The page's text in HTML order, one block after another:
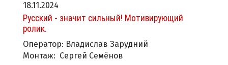
18.11.2024
Русский - значит сильный! Мотивирующий
ролик.
Оператор: Владислав Зарудний
Монтаж: Сергей Семёнов